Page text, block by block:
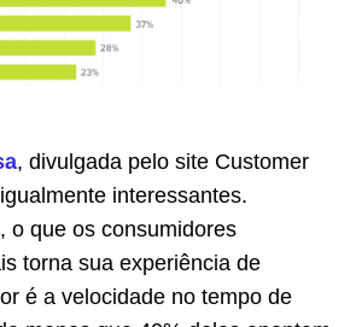
, divulgada pelo site Customer
interessantes.
o que os consumidores
torna sua experiência de
é a velocidade no tempo de